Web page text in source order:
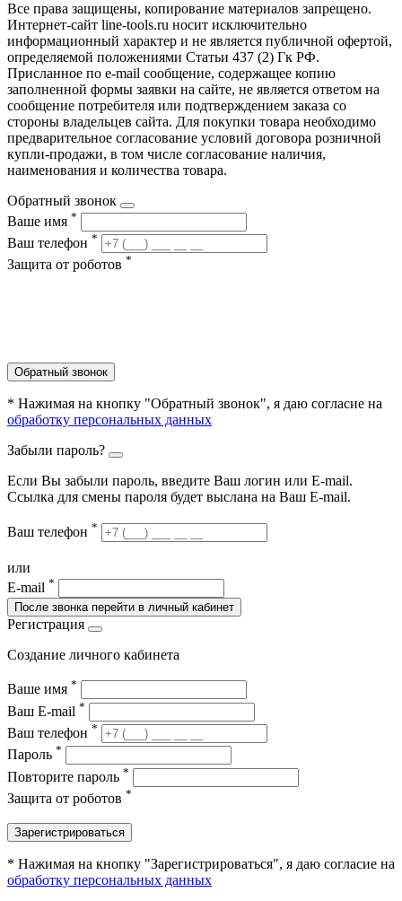
Все права защищены, копирование материалов запрещено.
Интернет-сайт line-tools.ru носит исключительно
информационный характер и не является публичной офертой,
определяемой положениями Статьи 437 (2) Гк РФ.
Присланное по e-mail сообщение, содержащее копию
заполненной формы заявки на сайте, не является ответом на
сообщение потребителя или подтверждением заказа со
стороны владельцев сайта. Для покупки товара необходимо
предварительное согласование условий договора розничной
купли-продажи, в том числе согласование наличия,
наименования и количества товара.
Обратный звонок
Ваше имя *
Ваш телефон *
Защита от роботов *
Обратный звонок
* Нажимая на кнопку "Обратный звонок", я даю согласие на
обработку персональных данных
Забыли пароль?
Если Вы забыли пароль, введите Ваш логин или Е-mail.
Ссылка для смены пароля будет выслана на Ваш E-mail.
Ваш телефон *
или
E-mail *
После звонка перейти в личный кабинет
Регистрация
Создание личного кабинета
Ваше имя *
Ваш E-mail *
Ваш телефон *
Пароль *
Повторите пароль *
Защита от роботов *
Зарегистрироваться
* Нажимая на кнопку "Зарегистрироваться", я даю согласие на
обработку персональных данных